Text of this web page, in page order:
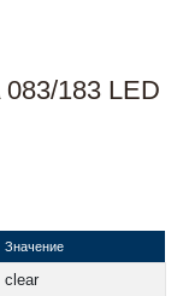
183 LED
Значение
clear